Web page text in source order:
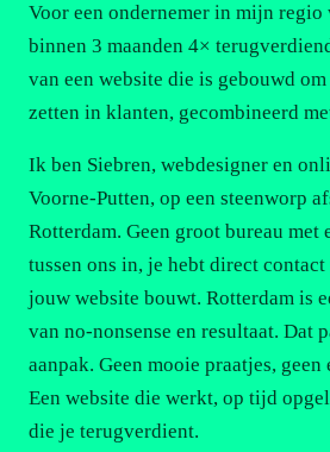
Voor een ondernemer in mijn
binnen 3 maanden 4×
van een website die is gebouwd
zetten in klanten, gecombineerd
Ik ben Siebren, webdesigner en
Voorne-Putten, op een steenworp
Rotterdam. Geen groot bureau met
tussen ons in, je hebt direct
jouw website bouwt. Rotterdam is
van no-nonsense en resultaat. Dat
aanpak. Geen mooie praatjes,
Een website die werkt, op tijd
die je terugverdient.